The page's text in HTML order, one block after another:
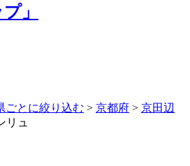
」
ごとに絞り込む > 京都府 > 京田辺
リュ